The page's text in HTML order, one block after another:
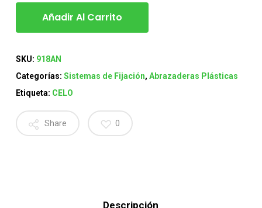
Añadir Al Carrito
SKU: 918AN
Categorías: Sistemas de Fijación, Abrazaderas Plásticas
Etiqueta: CELO
Share 0
Descripción